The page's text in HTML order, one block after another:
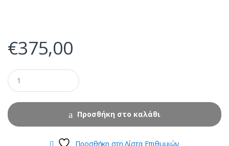
€375,00
Προσθήκη στο καλάθι
Προσθήκη στη Λίστα Επιθυμιών